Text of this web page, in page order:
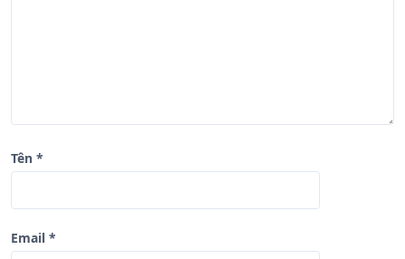
Tên *
Email *